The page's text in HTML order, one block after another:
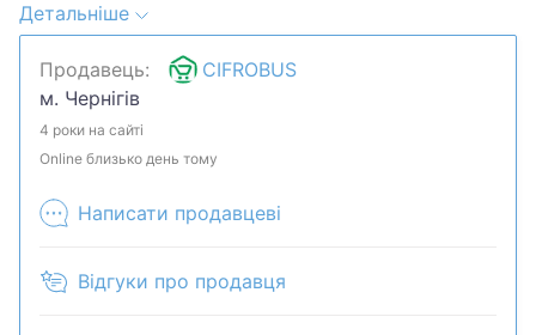
Примечание: царапины потертости надломана
ручка фиксации подошвы.Хотите скидку? Давайте
обсудим. Предложите свою цену и мы посмотрим,
что сможем сделать.Уточняйте наличие и
комплектацию у менеджера. Товар может быть
продан в розничном магазине.
Детальніше
Продавець:
CIFROBUS
м. Чернігів
4 роки на сайті
Online близько день тому
Написати продавцеві
Відгуки про продавця